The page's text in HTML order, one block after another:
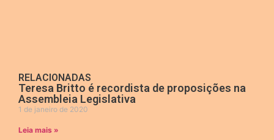
RELACIONADAS
Teresa Britto é recordista de proposições na
Assembleia Legislativa
1 de janeiro de 2020
Leia mais »